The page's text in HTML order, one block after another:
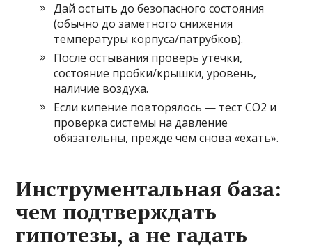
Дай остыть до безопасного состояния
(обычно до заметного снижения
температуры корпуса/патрубков).
После остывания проверь утечки,
состояние пробки/крышки, уровень,
наличие воздуха.
Если кипение повторялось — тест CO2 и
проверка системы на давление
обязательны, прежде чем снова «ехать».
Инструментальная база:
чем подтверждать
гипотезы, а не гадать